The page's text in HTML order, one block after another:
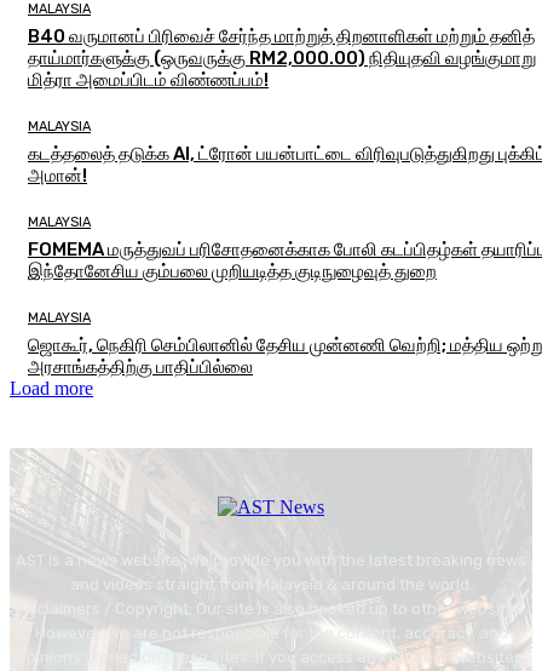
MALAYSIA
B40 வருமானப் பிரிவைச் சேர்ந்த மாற்றுத் திறனாளிகள் மற்றும் தனித்
தாய்மார்களுக்கு (ஒருவருக்கு RM2,000.00) நிதியுதவி வழங்குமாறு
மித்ரா அமைப்பிடம் விண்ணப்பம்!
MALAYSIA
கடத்தலைத் தடுக்க AI, ட்ரோன் பயன்பாட்டை விரிவுபடுத்துகிறது
அமான்!
MALAYSIA
FOMEMA மருத்துவப் பரிசோதனைக்காக போலி கடப்பிதழ்கள்
இந்தோனேசிய கும்பலை முறியடித்த குடிநுழைவுத் துறை
MALAYSIA
ஜொகூர், நெகிரி செம்பிலானில் தேசிய முன்னணி வெற்றி; மத்திய
அரசாங்கத்திற்கு பாதிப்பில்லை
Load more
AST is a news website. We provide you with the latest breaking news
and videos straight from Malaysia & around the world.
Disclaimers / Copyright: Our site is also hooked up to other websites.
However, we are not responsible for the content, accuracy, and
opinions carried on these sites. If you access any of these websites,